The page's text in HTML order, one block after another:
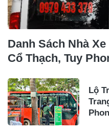
Danh Sách Nhà
Cổ Thạch, Tuy
Lộ